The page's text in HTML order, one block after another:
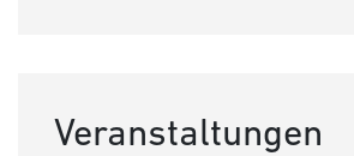
Veranstaltungen